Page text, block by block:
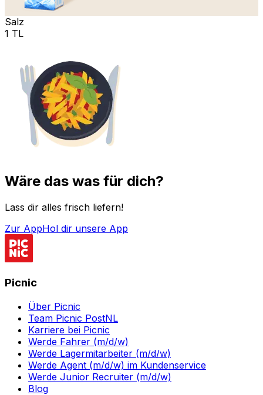
Salz
1 TL
Wäre das was für dich?
Lass dir alles frisch liefern!
Zur AppHol dir unsere App
Picnic
Über Picnic
Team Picnic PostNL
Karriere bei Picnic
Werde Fahrer (m/d/w)
Werde Lagermitarbeiter (m/d/w)
Werde Agent (m/d/w) im Kundenservice
Werde Junior Recruiter (m/d/w)
Blog